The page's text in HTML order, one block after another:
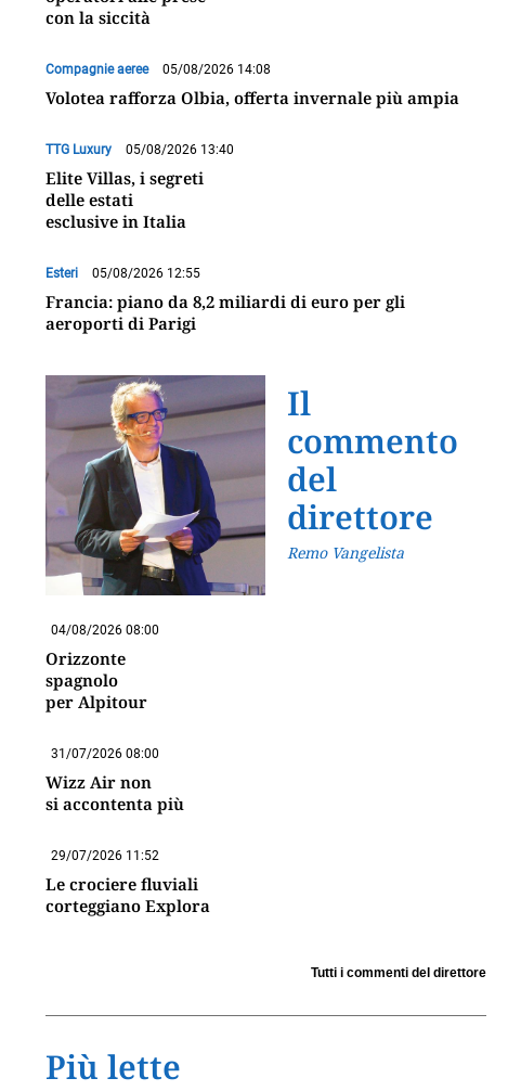
con la siccità
Compagnie aeree 05/08/2026 14:08
Volotea rafforza Olbia, offerta invernale più ampia
TTG Luxury 05/08/2026 13:40
Elite Villas, i segreti
delle estati
esclusive in Italia
Esteri 05/08/2026 12:55
Francia: piano da 8,2 miliardi di euro per gli
aeroporti di Parigi
Il
commento
del
direttore
Remo Vangelista
04/08/2026 08:00
Orizzonte
spagnolo
per Alpitour
31/07/2026 08:00
Wizz Air non
si accontenta più
29/07/2026 11:52
Le crociere fluviali
corteggiano Explora
Tutti i commenti del direttore
Più lette